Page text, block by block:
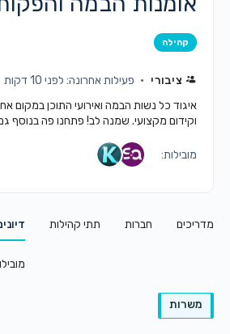
קהילה
ציבורי
פעילות אחרונה: לפני 10 דקות
איגוד כל נשות הבמה ואירועי התוכן במקום
וקידום מקצועי. שמנה לב! פתחנו פה בנוסף
מובילות:
מדריכים חברות תתי קהילות
משרות